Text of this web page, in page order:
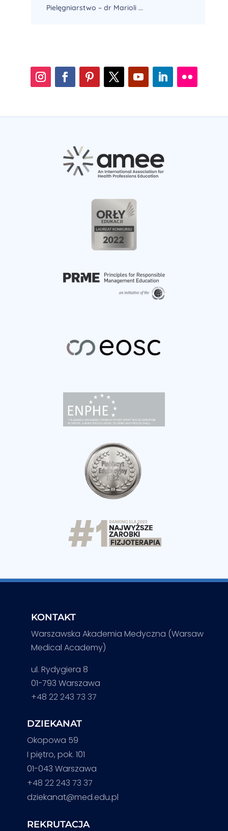
Pielęgniarstwo – dr Marioli ...
KONTAKT
Warszawska Akademia Medyczna (Warsaw
Medical Academy)
ul. Rydygiera 8
01-793 Warszawa
+48 22 243 73 37
DZIEKANAT
Okopowa 59
I piętro, pok. 101
01-043 Warszawa
+48 22 243 73 37
dziekanat@med.edu.pl
REKRUTACJA